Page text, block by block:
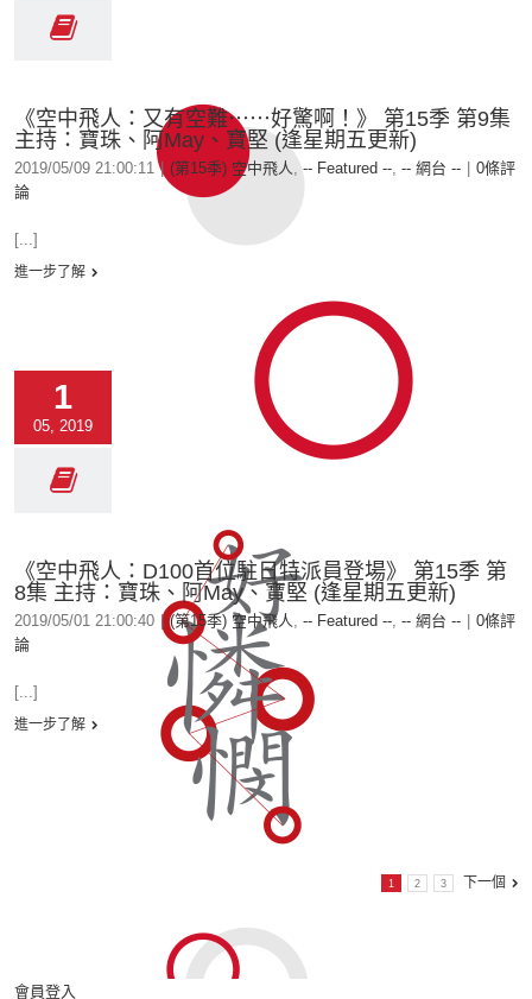
《空中飛人：又有空難⋯⋯好驚啊！》 第15季 第9集
主持：寶珠、阿May、寶堅 (逢星期五更新)
2019/05/09 21:00:11 | (第15季) 空中飛人,-- Featured --, -- 網台 --
0條評
論
[...]
進一步了解
1
05, 2019
《空中飛人：D100首位駐日特派員登場》 第15季 第
8集 主持：寶珠、阿May、寶堅 (逢星期五更新)
2019/05/01 21:00:40 | (第15季) 空中飛人, -- Featured --, -- 網台 --
0條評
論
[...]
進一步了解
1 2 3 下一個
會員登入